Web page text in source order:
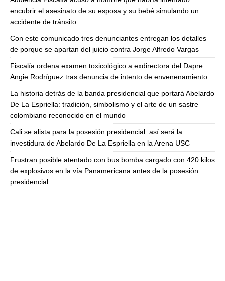
encubrir el asesinato de su esposa y su bebé simulando un
accidente de tránsito
Con este comunicado tres denunciantes entregan los detalles
de porque se apartan del juicio contra Jorge Alfredo Vargas
Fiscalía ordena examen toxicológico a exdirectora del Dapre
Angie Rodríguez tras denuncia de intento de envenenamiento
La historia detrás de la banda presidencial que portará Abelardo
De La Espriella: tradición, simbolismo y el arte de un sastre
colombiano reconocido en el mundo
Cali se alista para la posesión presidencial: así será la
investidura de Abelardo De La Espriella en la Arena USC
Frustran posible atentado con bus bomba cargado con 420 kilos
de explosivos en la vía Panamericana antes de la posesión
presidencial